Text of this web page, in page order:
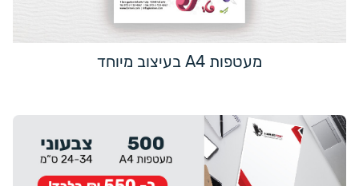
מעטפות A4 בעיצוב מיוחד